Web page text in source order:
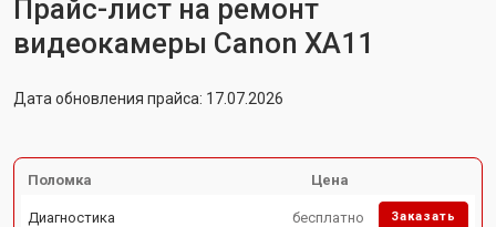
Прайс-лист на ремонт
видеокамеры Canon XA11
Дата обновления прайса: 17.07.2026
Поломка Цена
Диагностика бесплатно Заказать